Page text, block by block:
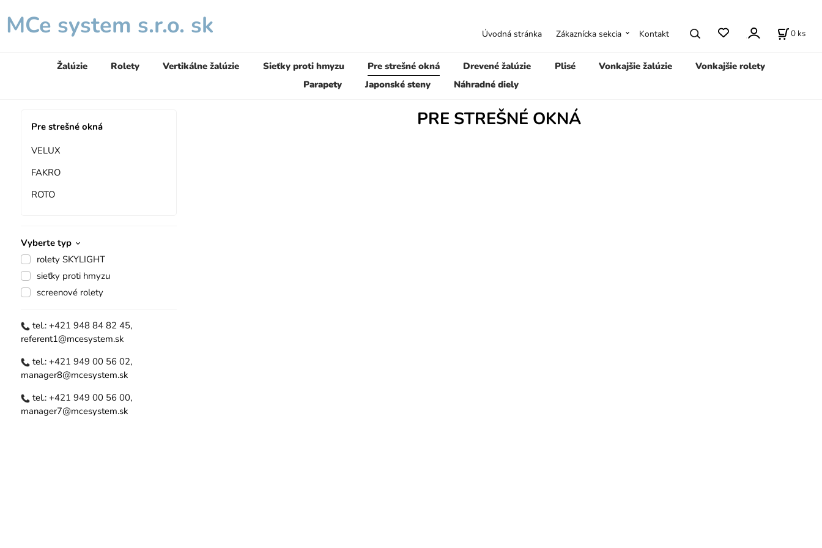
MCe system s.r.o. sk
Žalúzie Rolety Vertikálne žalúzie Sieťky proti hmyzu Pre strešné okná Drevené žalúzie Plisé Vonkajšie žalúzie
Vonkajšie rolety
Parapety
Japonské steny Náhradné diely
Úvodná stránka Zákaznícka sekcia Kontakt 0 ks
Pre strešné okná
VELUX
FAKRO
ROTO
Vyberte typ
rolety SKYLIGHT
sieťky proti hmyzu
screenové rolety
tel.: +421 948 84 82 45,
referent1@mcesystem.sk
tel.: +421 949 00 56 02,
manager8@mcesystem.sk
tel.: +421 949 00 56 00,
manager7@mcesystem.sk
PRE STREŠNÉ OKNÁ